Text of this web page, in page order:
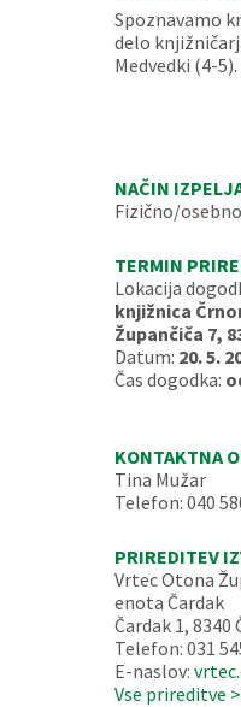
Spoznavamo
delo
Medvedki (4-5).
NAČIN
Fizično/osebno
TERMIN
Lokacija
knjižnica
Župančiča 7,
Datum: 20. 5.
Čas dogodka:
KONTAKTNA
Tina Mužar
Telefon: 040
PRIREDITEV
Vrtec Otona
enota Čardak
Čardak 1, 8340
Telefon: 031
E-naslov:
Vse prireditve